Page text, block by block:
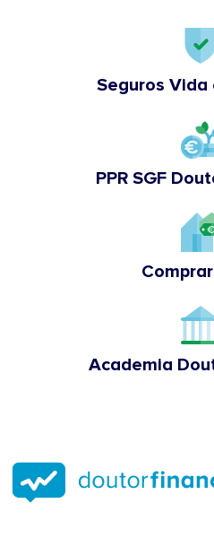
Seguros Vida
PPR SGF
Academia